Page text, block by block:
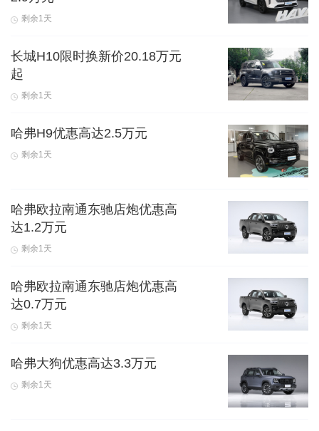
剩余1天
长城H10限时换新价20.18万元
起
剩余1天
哈弗H9优惠高达2.5万元
剩余1天
哈弗欧拉南通东驰店炮优惠高
达1.2万元
剩余1天
哈弗欧拉南通东驰店炮优惠高
达0.7万元
剩余1天
哈弗大狗优惠高达3.3万元
剩余1天